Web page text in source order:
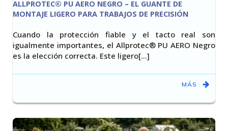
ALLPROTEC® PU AERO NEGRO – EL GUANTE DE
MONTAJE LIGERO PARA TRABAJOS DE PRECISIÓN
Cuando la protección fiable y el tacto real son
igualmente importantes, el Allprotec® PU AERO Negro
es la elección correcta. Este ligero[…]
MÁS